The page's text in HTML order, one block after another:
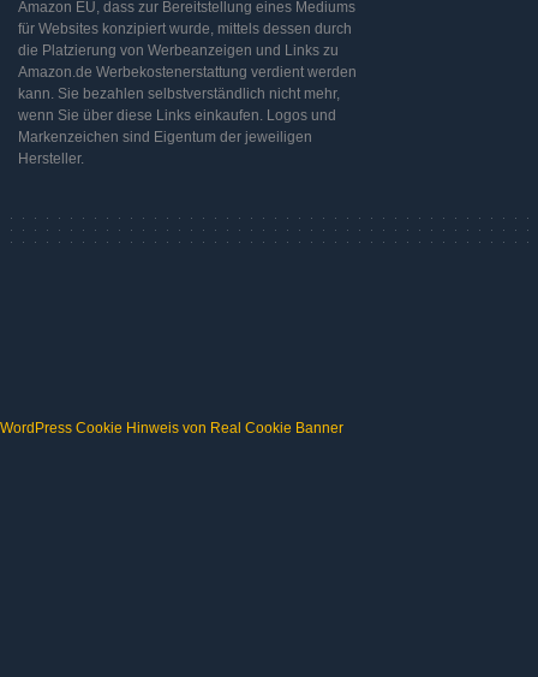
Amazon EU, dass zur Bereitstellung eines Mediums
für Websites konzipiert wurde, mittels dessen durch
die Platzierung von Werbeanzeigen und Links zu
Amazon.de Werbekostenerstattung verdient werden
kann. Sie bezahlen selbstverständlich nicht mehr,
wenn Sie über diese Links einkaufen. Logos und
Markenzeichen sind Eigentum der jeweiligen
Hersteller.
WordPress Cookie Hinweis von Real Cookie Banner